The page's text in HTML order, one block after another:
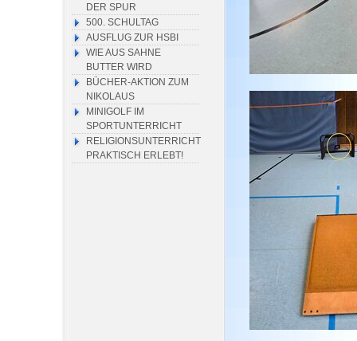
DER SPUR
500. SCHULTAG
AUSFLUG ZUR HSBI
WIE AUS SAHNE
BUTTER WIRD
BÜCHER-AKTION ZUM
NIKOLAUS
MINIGOLF IM
SPORTUNTERRICHT
RELIGIONSUNTERRICHT
PRAKTISCH ERLEBT!